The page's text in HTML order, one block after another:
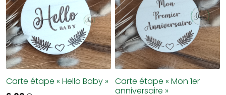
Carte étape « Hello Baby »
Carte étape « Mon 1er
anniversaire »